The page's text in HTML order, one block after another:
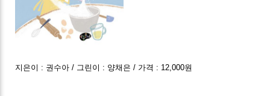
지은이 : 권수아 / 그린이 : 양채은 / 가격 : 12,000원